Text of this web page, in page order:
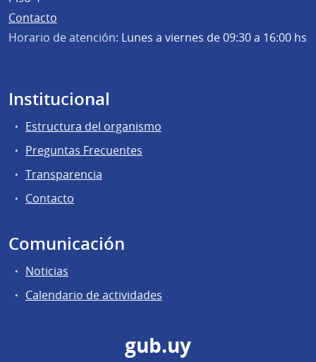
Contacto
Horario de atención: Lunes a viernes de 09:30 a 16:00 hs
Institucional
Estructura del organismo
Preguntas Frecuentes
Transparencia
Contacto
Comunicación
Noticias
Calendario de actividades
gub.uy